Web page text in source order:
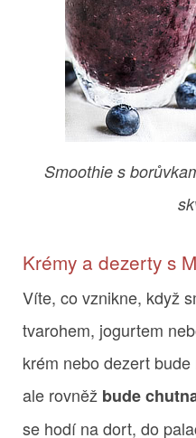
Smoothie s
Krémy a dezerty s
Víte, co vznikne, když
tvarohem, jogurtem
krém nebo dezert
ale rovněž bude
se hodí na dort, do